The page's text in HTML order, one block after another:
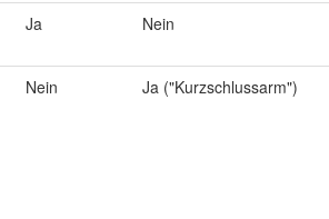
Ja Nein
Nein Ja ("Kurzschlussarm")